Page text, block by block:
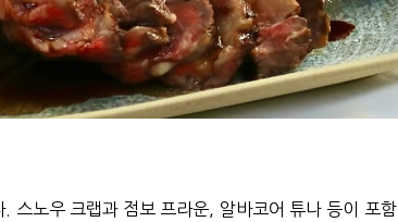
. 스노우 크랩과 점보 프라운
알바코어 튜나 등이 포함